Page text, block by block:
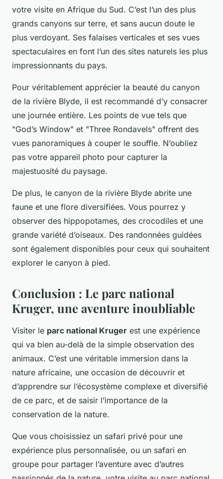
votre visite en Afrique du Sud. C’est l’un des plus
grands canyons sur terre, et sans aucun doute le
plus verdoyant. Ses falaises verticales et ses vues
spectaculaires en font l’un des sites naturels les plus
impressionnants du pays.
Pour véritablement apprécier la beauté du canyon
de la rivière Blyde, il est recommandé d’y consacrer
une journée entière. Les points de vue tels que
"God’s Window" et "Three Rondavels" offrent des
vues panoramiques à couper le souffle. N’oubliez
pas votre appareil photo pour capturer la
majestuosité du paysage.
De plus, le canyon de la rivière Blyde abrite une
faune et une flore diversifiées. Vous pourrez y
observer des hippopotames, des crocodiles et une
grande variété d’oiseaux. Des randonnées guidées
sont également disponibles pour ceux qui souhaitent
explorer le canyon à pied.
Conclusion : Le parc national
Kruger, une aventure inoubliable
Visiter le parc national Kruger est une expérience
qui va bien au-delà de la simple observation des
animaux. C’est une véritable immersion dans la
nature africaine, une occasion de découvrir et
d’apprendre sur l’écosystème complexe et diversifié
de ce parc, et de saisir l’importance de la
conservation de la nature.
Que vous choisissiez un safari privé pour une
expérience plus personnalisée, ou un safari en
groupe pour partager l’aventure avec d’autres